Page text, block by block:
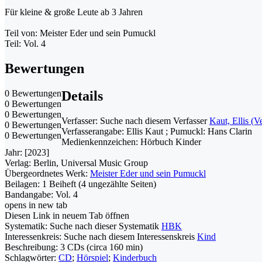
Für kleine & große Leute ab 3 Jahren
Teil von: Meister Eder und sein Pumuckl
Teil: Vol. 4
Bewertungen
0 Bewertungen
0 Bewertungen
0 Bewertungen
0 Bewertungen
0 Bewertungen
Details
Verfasser: Suche nach diesem Verfasser Kaut, Ellis
Verfasserangabe: Ellis Kaut ; Pumuckl: Hans Clarin
Medienkennzeichen: Hörbuch Kinder
Jahr: [2023]
Verlag: Berlin, Universal Music Group
Übergeordnetes Werk: Meister Eder und sein Pumuckl
Beilagen: 1 Beiheft (4 ungezählte Seiten)
Bandangabe: Vol. 4
opens in new tab
Diesen Link in neuem Tab öffnen
Systematik: Suche nach dieser Systematik HBK
Interessenkreis: Suche nach diesem Interessenskreis Kind
Beschreibung: 3 CDs (circa 160 min)
Schlagwörter: CD; Hörspiel; Kinderbuch